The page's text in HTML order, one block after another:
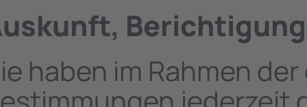
haben im Rahmen